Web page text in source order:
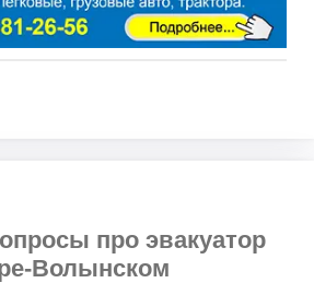
про эвакуатор
Волынском